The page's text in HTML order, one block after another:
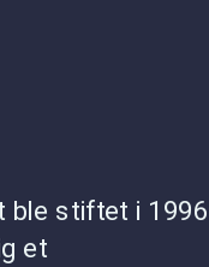
ble stiftet i
et